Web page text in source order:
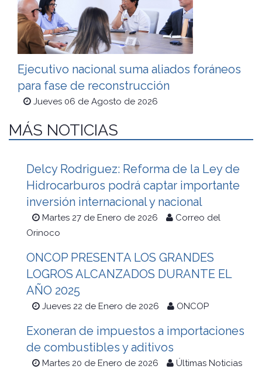
Ejecutivo nacional suma aliados foráneos
para fase de reconstrucción
Jueves 06 de Agosto de 2026
MÁS NOTICIAS
Delcy Rodriguez: Reforma de la Ley de
Hidrocarburos podrá captar importante
inversión internacional y nacional
Martes 27 de Enero de 2026
Correo del
Orinoco
ONCOP PRESENTA LOS GRANDES
LOGROS ALCANZADOS DURANTE EL
AÑO 2025
Jueves 22 de Enero de 2026 ONCOP
Exoneran de impuestos a importaciones
de combustibles y aditivos
Martes 20 de Enero de 2026 Últimas Noticias